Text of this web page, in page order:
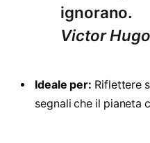
ignorano.
Victor Hugo
Ideale per: Riflettere
segnali che il pianeta